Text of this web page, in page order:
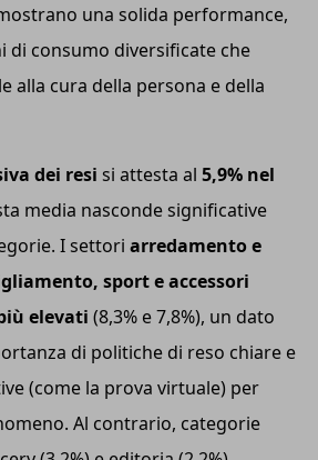
una solida performance,
consumo diversificate che
alla cura della persona e della
dei resi si attesta al 5,9% nel
media nasconde significative
I settori arredamento e
sport e accessori
elevati (8,3% e 7,8%), un dato
di politiche di reso chiare e
(come la prova virtuale) per
Al contrario, categorie